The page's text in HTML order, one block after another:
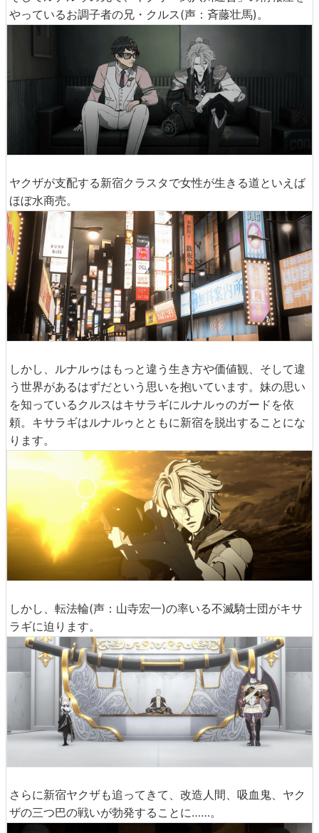
やっているお調子者の兄・クルス(声：斉藤壮馬)。
ヤクザが支配する新宿クラスタで女性が生きる道といえば
ほぼ水商売。
しかし、ルナルゥはもっと違う生き方や価値観、そして違
う世界があるはずだという思いを抱いています。妹の思い
を知っているクルスはキサラギにルナルゥのガードを依
頼。キサラギはルナルゥとともに新宿を脱出することにな
ります。
しかし、転法輪(声：山寺宏一)の率いる不滅騎士団がキサ
ラギに迫ります。
さらに新宿ヤクザも追ってきて、改造人間、吸血鬼、ヤク
ザの三つ巴の戦いが勃発することに……。